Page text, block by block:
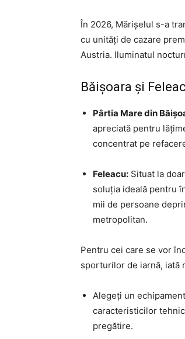
În 2026, Mărișelul s-a
cu unități de cazare
Austria. Iluminatul
Băișoara și
Pârtia Mare din
apreciată pentru
concentrat pe
Feleacu: Situat la
soluția ideală pentru
mii de persoane
metropolitan.
Pentru cei care se vor
sporturilor de iarnă, iată
Alegeți un
caracteristicilor
pregătire.